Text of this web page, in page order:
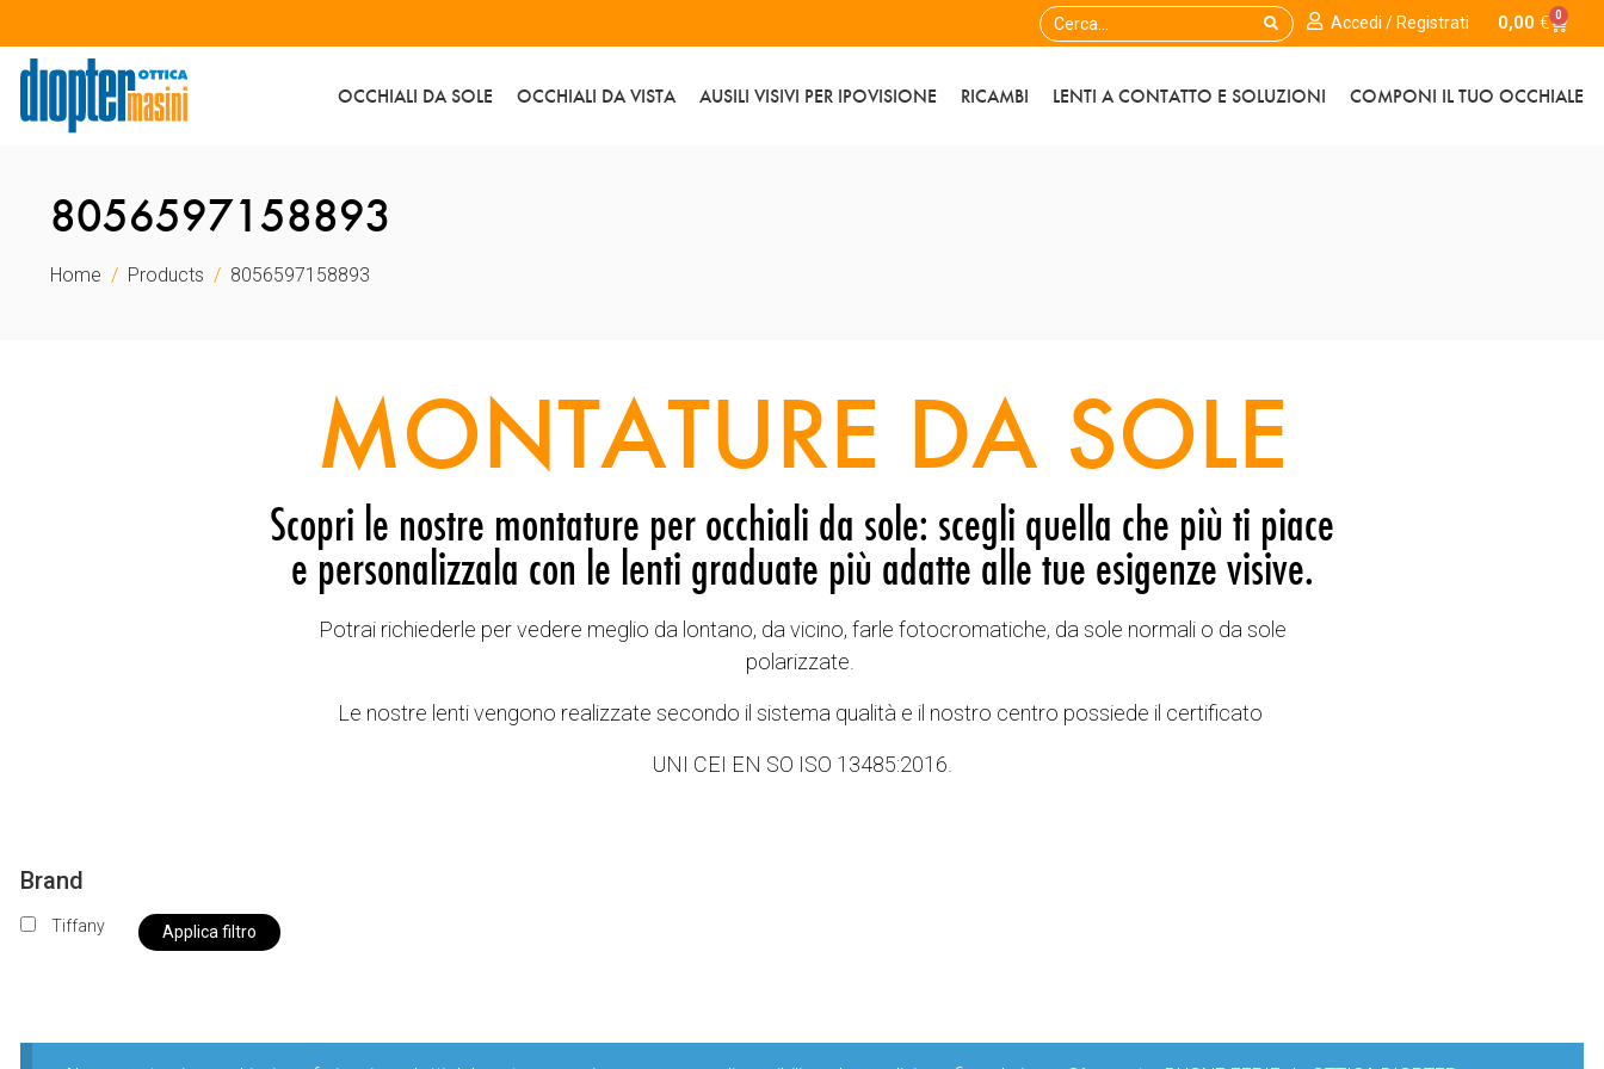
Accedi / Registrati 0,00 € 0
OCCHIALI DA SOLE OCCHIALI DA VISTA AUSILI VISIVI PER IPOVISIONE RICAMBI LENTI A CONTATTO E SOLUZIONI COMPONI IL TUO OCCHIALE
8056597158893
Home Products 8056597158893
MONTATURE DA SOLE
Scopri le nostre montature per occhiali da sole: scegli quella che più ti piace
e personalizzala con le lenti graduate più adatte alle tue esigenze visive.
Potrai richiederle per vedere meglio da lontano, da vicino, farle fotocromatiche, da sole normali o da sole
polarizzate.
Le nostre lenti vengono realizzate secondo il sistema qualità e il nostro centro possiede il certificato
UNI CEI EN SO ISO 13485:2016.
Brand
Tiffany Applica filtro